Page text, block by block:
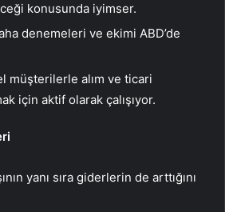
konusunda iyimser.
denemeleri ve ekimi ABD’de
müşterilerle alım ve ticari
için aktif olarak çalışıyor.
yanı sıra giderlerin de arttığını